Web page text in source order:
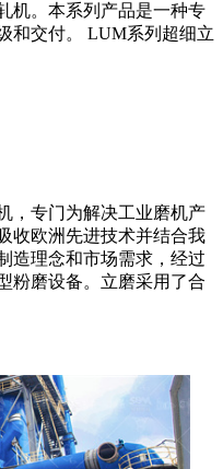
机。本系列产品是一种专
和交付。 LUM系列超细立
，专门为解决工业磨机产
收欧洲先进技术并结合我
造理念和市场需求，经过
粉磨设备。立磨采用了合